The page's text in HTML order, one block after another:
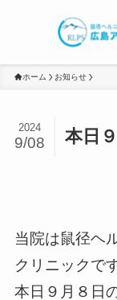
ホーム お知らせ
本日
2024
9/08
当院は鼠径ヘ
クリニックです
本日９月８日